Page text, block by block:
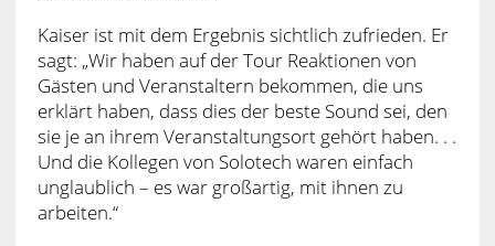
Kaiser ist mit dem Ergebnis sichtlich zufrieden. Er
sagt: „Wir haben auf der Tour Reaktionen von
Gästen und Veranstaltern bekommen, die uns
erklärt haben, dass dies der beste Sound sei, den
sie je an ihrem Veranstaltungsort gehört haben. . .
Und die Kollegen von Solotech waren einfach
unglaublich – es war großartig, mit ihnen zu
arbeiten.“